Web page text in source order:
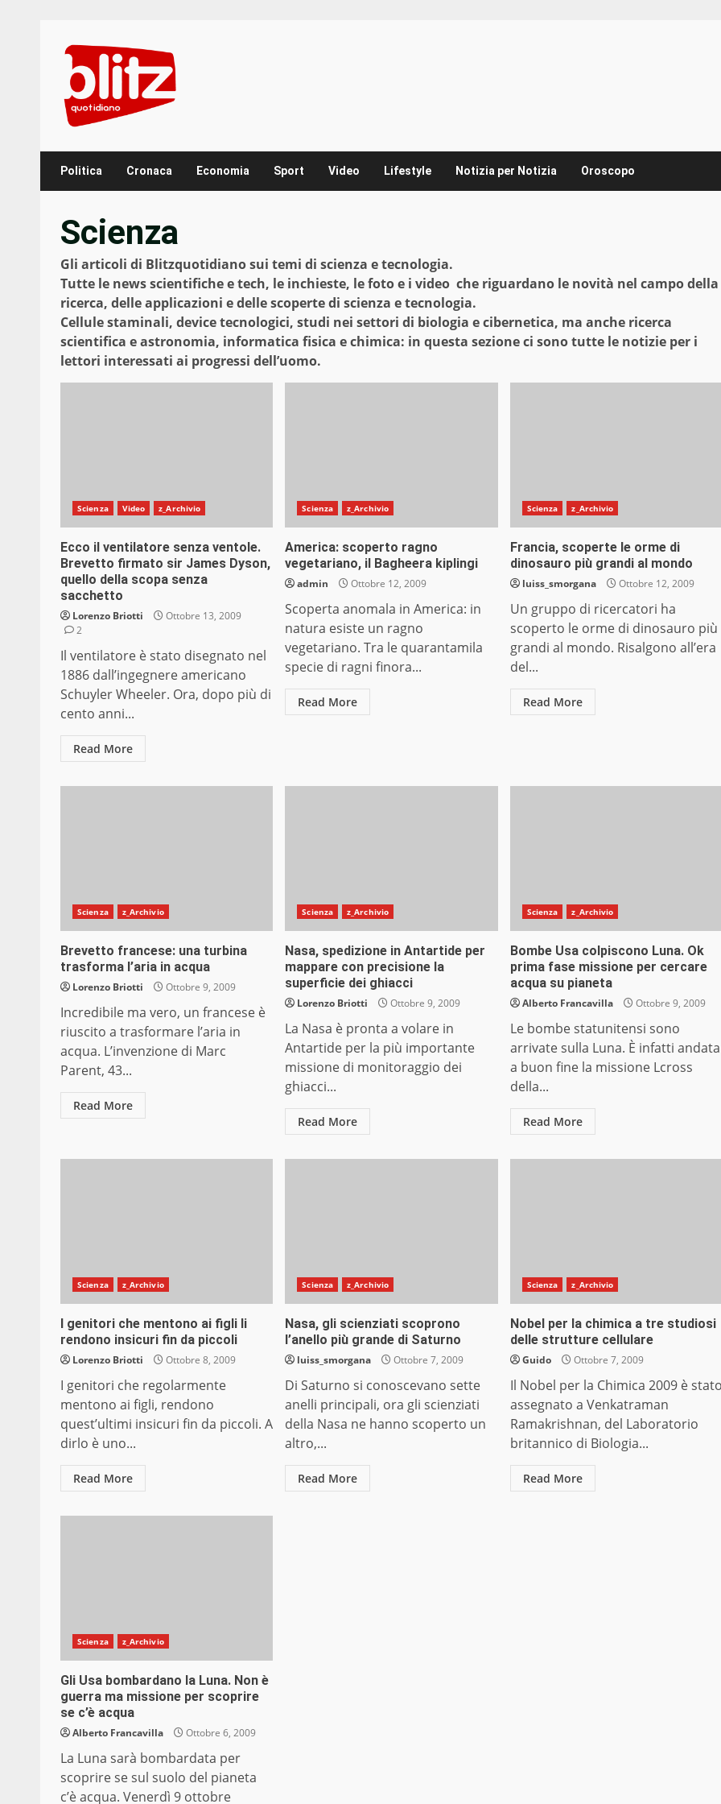
content
Politica Cronaca Economia Sport Video Lifestyle Notizia per Notizia Oroscopo
Scienza
Gli articoli di Blitzquotidiano sui temi di scienza e tecnologia.
Tutte le news scientifiche e tech, le inchieste, le foto e i video che riguardano le novità nel campo della
ricerca, delle applicazioni e delle scoperte di scienza e tecnologia.
Cellule staminali, device tecnologici, studi nei settori di biologia e cibernetica, ma anche ricerca
scientifica e astronomia, informatica fisica e chimica: in questa sezione ci sono tutte le notizie per i
lettori interessati ai progressi dell’uomo.
Scienza Video z_Archivio
Ecco il ventilatore senza ventole.
Brevetto firmato sir James Dyson,
quello della scopa senza
sacchetto
Lorenzo Briotti
Ottobre 13, 2009
2
Il ventilatore è stato disegnato nel
1886 dall’ingegnere americano
Schuyler Wheeler. Ora, dopo più di
cento anni...
Read More
Scienza z_Archivio
America: scoperto ragno
vegetariano, il Bagheera kiplingi
admin Ottobre 12, 2009
Scoperta anomala in America: in
natura esiste un ragno
vegetariano. Tra le quarantamila
specie di ragni finora...
Read More
Scienza z_Archivio
Francia, scoperte le orme di
dinosauro più grandi al mondo
luiss_smorgana Ottobre 12, 2009
Un gruppo di ricercatori ha
scoperto le orme di dinosauro più
grandi al mondo. Risalgono all’era
del...
Read More
Scienza z_Archivio
Brevetto francese: una turbina
trasforma l’aria in acqua
Lorenzo Briotti Ottobre 9, 2009
Incredibile ma vero, un francese è
riuscito a trasformare l’aria in
acqua. L’invenzione di Marc
Parent, 43...
Read More
Scienza z_Archivio
Nasa, spedizione in Antartide per
mappare con precisione la
superficie dei ghiacci
Lorenzo Briotti Ottobre 9, 2009
La Nasa è pronta a volare in
Antartide per la più importante
missione di monitoraggio dei
ghiacci...
Read More
Scienza z_Archivio
Bombe Usa colpiscono Luna. Ok
prima fase missione per cercare
acqua su pianeta
Alberto Francavilla Ottobre 9, 2009
Le bombe statunitensi sono
arrivate sulla Luna. È infatti andata
a buon fine la missione Lcross
della...
Read More
Scienza z_Archivio
I genitori che mentono ai figli li
rendono insicuri fin da piccoli
Lorenzo Briotti Ottobre 8, 2009
I genitori che regolarmente
mentono ai figli, rendono
quest’ultimi insicuri fin da piccoli. A
dirlo è uno...
Read More
Scienza z_Archivio
Nasa, gli scienziati scoprono
l’anello più grande di Saturno
luiss_smorgana Ottobre 7, 2009
Di Saturno si conoscevano sette
anelli principali, ora gli scienziati
della Nasa ne hanno scoperto un
altro,...
Read More
Scienza z_Archivio
Nobel per la chimica a tre studiosi
delle strutture cellulare
Guido Ottobre 7, 2009
Il Nobel per la Chimica 2009 è
assegnato a Venkatraman
Ramakrishnan, del Laboratorio
britannico di Biologia...
Read More
Scienza z_Archivio
Gli Usa bombardano la Luna. Non è
guerra ma missione per scoprire
se c’è acqua
Alberto Francavilla Ottobre 6, 2009
La Luna sarà bombardata per
scoprire se sul suolo del pianeta
c’è acqua. Venerdì 9 ottobre